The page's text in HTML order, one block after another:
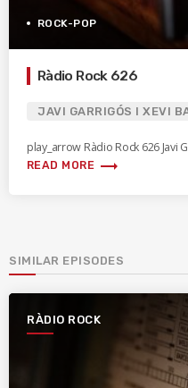
ROCK-POP
Ràdio Rock 626
JAVI GARRIGÓS I XEVI
play_arrow Ràdio Rock 626 Javi
READ MORE trending_flat
SIMILAR EPISODES
RÀDIO ROCK